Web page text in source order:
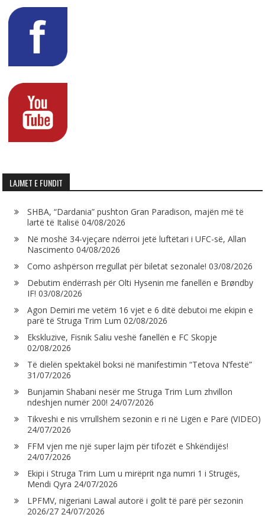
LAJMET E FUNDIT
SHBA, “Dardania” pushton Gran Paradison, majën më të
lartë të Italisë 04/08/2026
Në moshë 34-vjeçare ndërroi jetë luftëtari i UFC-së, Allan
Nascimento 04/08/2026
Como ashpërson rregullat për biletat sezonale! 03/08/2026
Debutim ëndërrash për Olti Hysenin me fanellën e Brøndby
IF! 03/08/2026
Agon Demiri me vetëm 16 vjet e 6 ditë debutoi me ekipin e
parë të Struga Trim Lum 02/08/2026
Ekskluzive, Fisnik Saliu veshë fanellën e FC Skopje
02/08/2026
Të dielën spektakël boksi në manifestimin “Tetova N’festë”
31/07/2026
Bunjamin Shabani nesër me Struga Trim Lum zhvillon
ndeshjen numër 200! 24/07/2026
Tikveshi e nis vrrullshëm sezonin e ri në Ligën e Parë (VIDEO)
24/07/2026
FFM vjen me një super lajm për tifozët e Shkëndijës!
24/07/2026
Ekipi i Struga Trim Lum u mirëprit nga numri 1 i Strugës,
Mendi Qyra 24/07/2026
LPFMV, nigeriani Lawal autorë i golit të parë për sezonin
2026/27 24/07/2026